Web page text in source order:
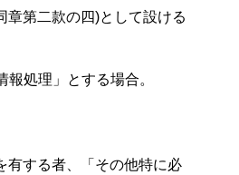
第二款の四)として設ける
処理」とする場合。
有する者、「その他特に必